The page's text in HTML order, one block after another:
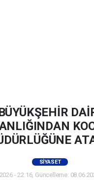
SIYASET
- 22:16, Güncelleme: